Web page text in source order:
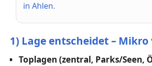
in Ahlen.
1) Lage entscheidet –
Toplagen (zentral, Parks/Seen,